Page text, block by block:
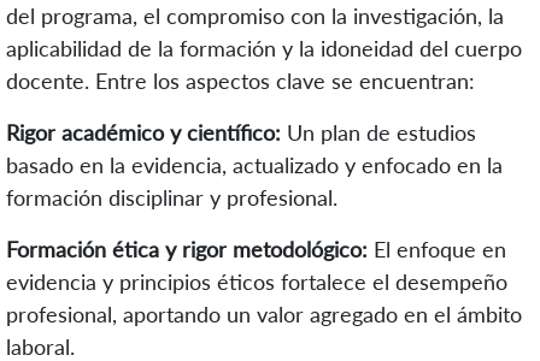
del programa, el compromiso con la investigación, la
aplicabilidad de la formación y la idoneidad del cuerpo
docente. Entre los aspectos clave se encuentran:
Rigor académicoy científico: Un plan de estudios
basado en la evidencia, actualizado y enfocado en la
formación disciplinar y profesional.
Formación ética y rigor metodológico: El enfoque en
evidencia y principios éticos fortalece el desempeño
profesional, aportando un valor agregado en el ámbito
laboral.